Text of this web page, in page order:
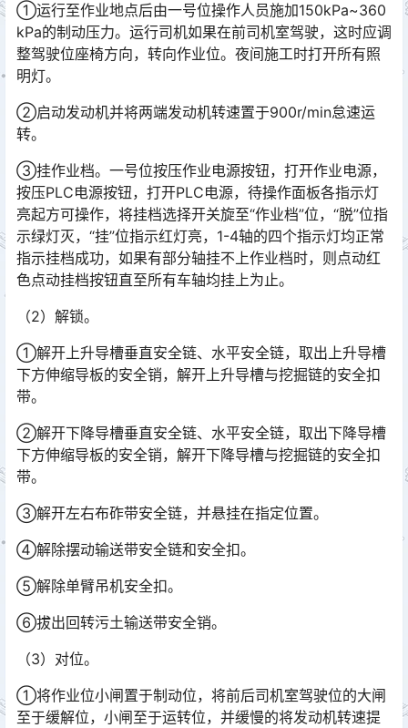
①运行至作业地点后由一号位操作人员施加150kPa~360
kPa的制动压力。运行司机如果在前司机室驾驶，这时应调
整驾驶位座椅方向，转向作业位。夜间施工时打开所有照
明灯。󠅅󠅃󠄵󠅂󠄪󠇖󠆨󠆨󠇕󠆞󠆒󠅬󠇘󠆭󠆘󠇙󠆝󠅵󠇗󠆭󠆁󠄐󠇗󠅹󠅸󠇖󠆍󠅳󠇖󠅹󠅰󠇖󠆌󠅹
②启动发动机并将两端发动机转速置于900r/min怠速运
转。
③挂作业档。一号位按压作业电源按钮，打开作业电源，
按压PLC电源按钮，打开PLC电源，待操作面板各指示灯
亮起方可操作，将挂档选择开关旋至“作业档”位，“脱”位指
示绿灯灭，“挂”位指示红灯亮，1-4轴的四个指示灯均正常
指示挂档成功，如果有部分轴挂不上作业档时，则点动红
色点动挂档按钮直至所有车轴均挂上为止。󠅅󠅃󠄵󠅂󠄪󠇖󠆨󠆨󠇕󠆞󠆒󠅬󠇘󠆭󠆘󠇙󠆝󠅵󠇗󠆭󠆁󠄐󠇗󠅹󠅸󠇖󠆍󠅳󠇖󠅹󠅰󠇖󠆌󠅹
（2）解锁。
①解开上升导槽垂直安全链、水平安全链，取出上升导槽
下方伸缩导板的安全销，解开上升导槽与挖掘链的安全扣
带。
②解开下降导槽垂直安全链、水平安全链，取出下降导槽
下方伸缩导板的安全销，解开下降导槽与挖掘链的安全扣
带。
③解开左右布砟带安全链，并悬挂在指定位置。
④解除摆动输送带安全链和安全扣。
⑤解除单臂吊机安全扣。
⑥拔出回转污土输送带安全销。
（3）对位。
①将作业位小闸置于制动位，将前后司机室驾驶位的大闸
至于缓解位，小闸至于运转位，并缓慢的将发动机转速提